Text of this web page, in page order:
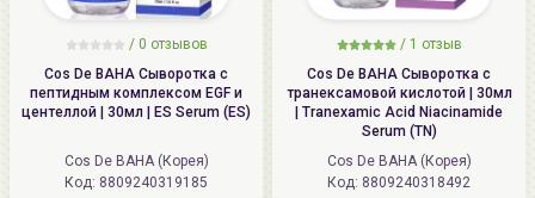
/ 0 отзывов
Cos De BAHA Сыворотка с
пептидным комплексом EGF и
центеллой | 30мл | ES Serum (ES)
Cos De BAHA (Корея)
Код: 8809240319185
/ 1 отзыв
Cos De BAHA Сыворотка с
транексамовой кислотой | 30мл
| Tranexamic Acid Niacinamide
Serum (TN)
Cos De BAHA (Корея)
Код: 8809240318492